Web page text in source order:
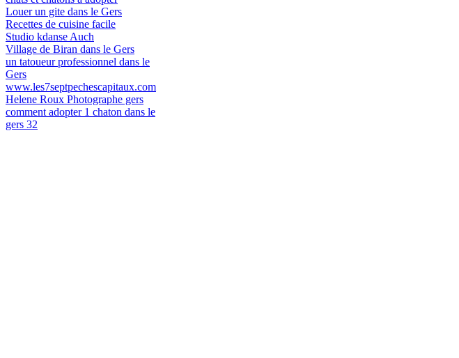
Louer un gite dans le Gers
Recettes de cuisine facile
Studio kdanse Auch
Village de Biran dans le Gers
un tatoueur professionnel dans le
Gers
www.les7septpechescapitaux.com
Helene Roux Photographe gers
comment adopter 1 chaton dans le
gers 32